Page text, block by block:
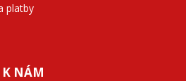
platby
K NÁM